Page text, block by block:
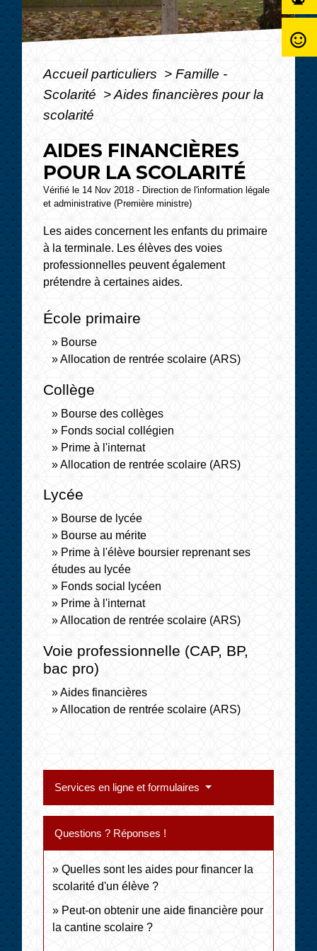
Accueil particuliers > Famille -
Scolarité >Aides financières pour la
scolarité
AIDES FINANCIÈRES
POUR LA SCOLARITÉ
Vérifié le 14 Nov 2018 - Direction de l'information légale
et administrative (Première ministre)
Les aides concernent les enfants du primaire
à la terminale. Les élèves des voies
professionnelles peuvent également
prétendre à certaines aides.
École primaire
Bourse
Allocation de rentrée scolaire (ARS)
Collège
Bourse des collèges
Fonds social collégien
Prime à l'internat
Allocation de rentrée scolaire (ARS)
Lycée
Bourse de lycée
Bourse au mérite
Prime à l'élève boursier reprenant ses
études au lycée
Fonds social lycéen
Prime à l'internat
Allocation de rentrée scolaire (ARS)
Voie professionnelle (CAP, BP,
bac pro)
Aides financières
Allocation de rentrée scolaire (ARS)
Services en ligne et formulaires
Questions ? Réponses !
Quelles sont les aides pour financer la
scolarité d'un élève ?
Peut-on obtenir une aide financière pour
la cantine scolaire ?
sentiment_satisfied_alt